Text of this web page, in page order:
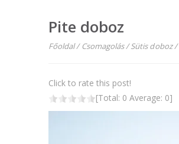
Pite doboz
Főoldal/ Csomagolás/Sütis doboz/
Click to rate this post!
[Total: 0 Average: 0]